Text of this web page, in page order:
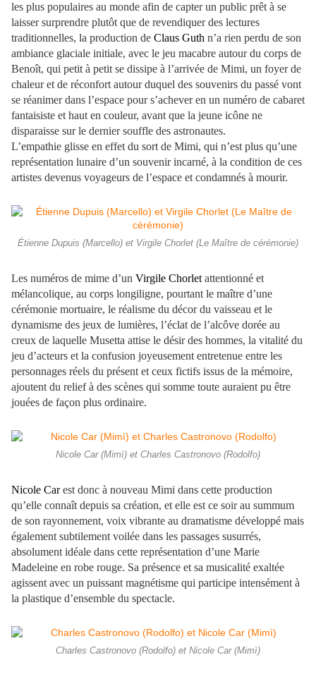
les plus populaires au monde afin de capter un public prêt à se
laisser surprendre plutôt que de revendiquer des lectures
traditionnelles, la production de Claus Guth n’a rien perdu de son
ambiance glaciale initiale, avec le jeu macabre autour du corps de
Benoît, qui petit à petit se dissipe à l’arrivée de Mimi, un foyer de
chaleur et de réconfort autour duquel des souvenirs du passé vont
se réanimer dans l’espace pour s’achever en un numéro de cabaret
fantaisiste et haut en couleur, avant que la jeune icône ne
disparaisse sur le dernier souffle des astronautes.
L’empathie glisse en effet du sort de Mimi, qui n’est plus qu’une
représentation lunaire d’un souvenir incarné, à la condition de ces
artistes devenus voyageurs de l’espace et condamnés à mourir.
Étienne Dupuis (Marcello) et Virgile Chorlet (Le Maître de cérémonie)
Les numéros de mime d’un Virgile Chorlet attentionné et
mélancolique, au corps longiligne, pourtant le maître d’une
cérémonie mortuaire, le réalisme du décor du vaisseau et le
dynamisme des jeux de lumières, l’éclat de l’alcôve dorée au
creux de laquelle Musetta attise le désir des hommes, la vitalité du
jeu d’acteurs et la confusion joyeusement entretenue entre les
personnages réels du présent et ceux fictifs issus de la mémoire,
ajoutent du relief à des scènes qui somme toute auraient pu être
jouées de façon plus ordinaire.
Nicole Car (Mimì) et Charles Castronovo (Rodolfo)
Nicole Carest donc à nouveau Mimi dans cette production
qu’elle connaît depuis sa création, et elle est ce soir au summum
de son rayonnement, voix vibrante au dramatisme développé mais
également subtilement voilée dans les passages susurrés,
absolument idéale dans cette représentation d’une Marie
Madeleine en robe rouge. Sa présence et sa musicalité exaltée
agissent avec un puissant magnétisme qui participe intensément à
la plastique d’ensemble du spectacle.
Charles Castronovo (Rodolfo) et Nicole Car (Mimì)